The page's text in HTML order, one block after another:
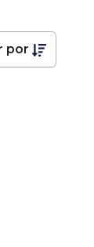
por